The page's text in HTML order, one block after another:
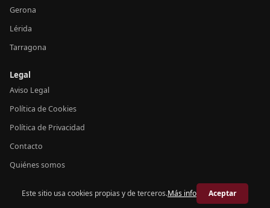
Gerona
Lérida
Tarragona
Legal
Aviso Legal
Política de Cookies
Política de Privacidad
Contacto
Quiénes somos
© 2026 Crónica Cataluña
Este sitio usa cookies propias y de terceros.Más info Aceptar